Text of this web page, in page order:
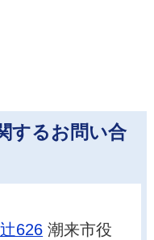
するお問い合
626 潮来市役